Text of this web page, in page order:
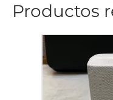
Productos